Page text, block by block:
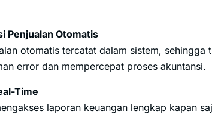
Penjualan Otomatis
otomatis tercatat dalam sistem, sehingga
error dan mempercepat proses akuntansi.
Time
laporan keuangan lengkap kapan